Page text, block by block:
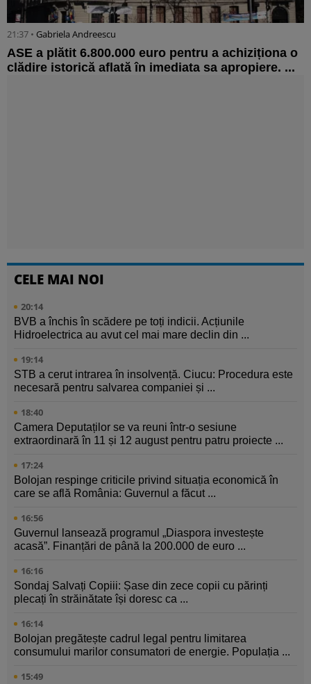
21:37 • Gabriela Andreescu
ASE a plătit 6.800.000 euro pentru a achiziționa o
clădire istorică aflată în imediata sa apropiere. ...
CELE MAI NOI
20:14
BVB a închis în scădere pe toți indicii. Acțiunile
Hidroelectrica au avut cel mai mare declin din ...
19:14
STB a cerut intrarea în insolvență. Ciucu: Procedura este
necesară pentru salvarea companiei și ...
18:40
Camera Deputaților se va reuni într-o sesiune
extraordinară în 11 și 12 august pentru patru proiecte ...
17:24
Bolojan respinge criticile privind situația economică în
care se află România: Guvernul a făcut ...
16:56
Guvernul lansează programul „Diaspora investește
acasă”. Finanțări de până la 200.000 de euro ...
16:16
Sondaj Salvați Copiii: Șase din zece copii cu părinți
plecați în străinătate își doresc ca ...
16:14
Bolojan pregătește cadrul legal pentru limitarea
consumului marilor consumatori de energie. Populația ...
15:49